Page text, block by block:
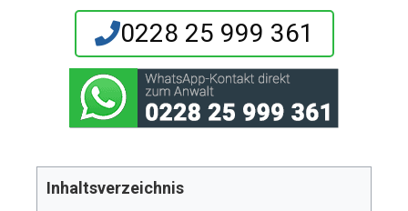
0228 25 999 361
Inhaltsverzeichnis